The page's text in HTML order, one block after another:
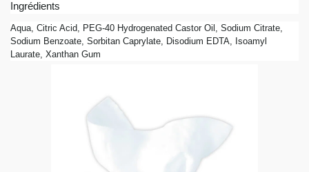
Ingrédients
Aqua, Citric Acid, PEG-40 Hydrogenated Castor Oil, Sodium Citrate,
Sodium Benzoate, Sorbitan Caprylate, Disodium EDTA, Isoamyl
Laurate, Xanthan Gum